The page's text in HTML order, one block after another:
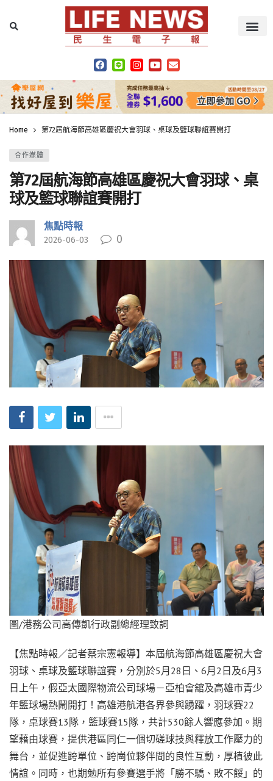
Home 第72屆航海節高雄區慶祝大會羽球、桌球及籃球聯誼賽開打
合作媒體
第72屆航海節高雄區慶祝大會羽球、桌
球及籃球聯誼賽開打
焦點時報
2026-06-03 0
圖/港務公司高傳凱行政副總經理致詞
【焦點時報／記者蔡宗憲報導】本屆航海節高雄區慶祝大會
羽球、桌球及籃球聯誼賽，分別於5月28日、6月2日及6月3
日上午，假亞太國際物流公司球場－亞柏會舘及高雄市青少
年籃球場熱鬧開打！高雄港航港各界參與踴躍，羽球賽22
隊，桌球賽13隊，籃球賽15隊，共計530餘人響應參加。期
望藉由球賽，提供港區同仁一個切磋球技與釋放工作壓力的
舞台，並促進跨單位、跨崗位夥伴間的良性互動，厚植彼此
情誼。同時，也期勉所有參賽選手將「勝不驕、敗不餒」的